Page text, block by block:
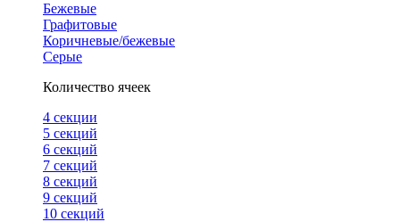
Бежевые
Графитовые
Коричневые/бежевые
Серые
Количество ячеек
4 cекции
5 секций
6 секций
7 секций
8 секций
9 секций
10 секций